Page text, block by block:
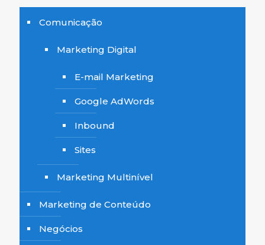
Comunicação
Marketing Digital
E-mail Marketing
Google AdWords
Inbound
Sites
Marketing Multinível
Marketing de Conteúdo
Negócios